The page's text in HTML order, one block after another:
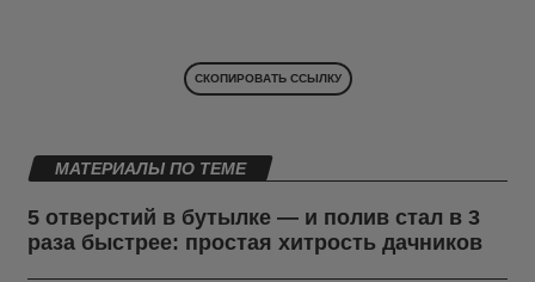
СКОПИРОВАТЬ ССЫЛКУ
МАТЕРИАЛЫ ПО ТЕМЕ
5 отверстий в бутылке — и полив стал в 3
раза быстрее: простая хитрость дачников